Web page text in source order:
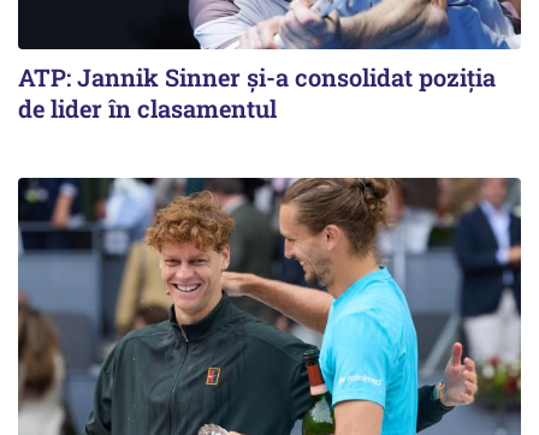
ATP: Jannik Sinner și-a consolidat poziția
de lider în clasamentul